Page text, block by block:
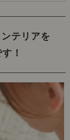
ンテリアを
！